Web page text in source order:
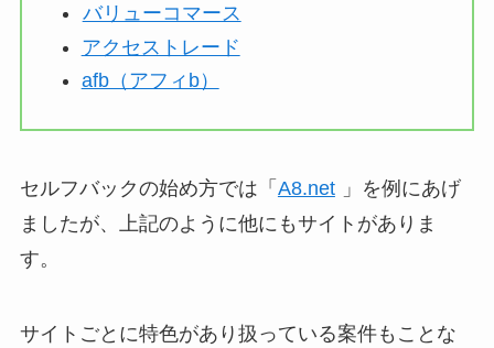
バリューコマース
アクセストレード
afb（アフィb）
セルフバックの始め方では「 A8.net
」を例にあげ
ましたが、上記のように他にもサイトがありま
す。
サイトごとに特色があり扱っている案件もことな